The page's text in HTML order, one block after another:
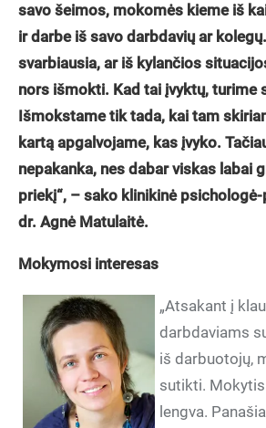
savo šeimos, mokomės kieme iš
ir darbe iš savo darbdavių ar
svarbiausia, ar iš kylančios
nors išmokti. Kad tai įvyktų, turime
Išmokstame tik tada, kai tam
kartą apgalvojame, kas įvyko.
nepakanka, nes dabar viskas labai
priekį“, – sako klinikinė
dr. Agnė Matulaitė.
Mokymosi interesas
„Atsakant į
darbdaviams
iš darbuotojų,
sutikti.
lengva.